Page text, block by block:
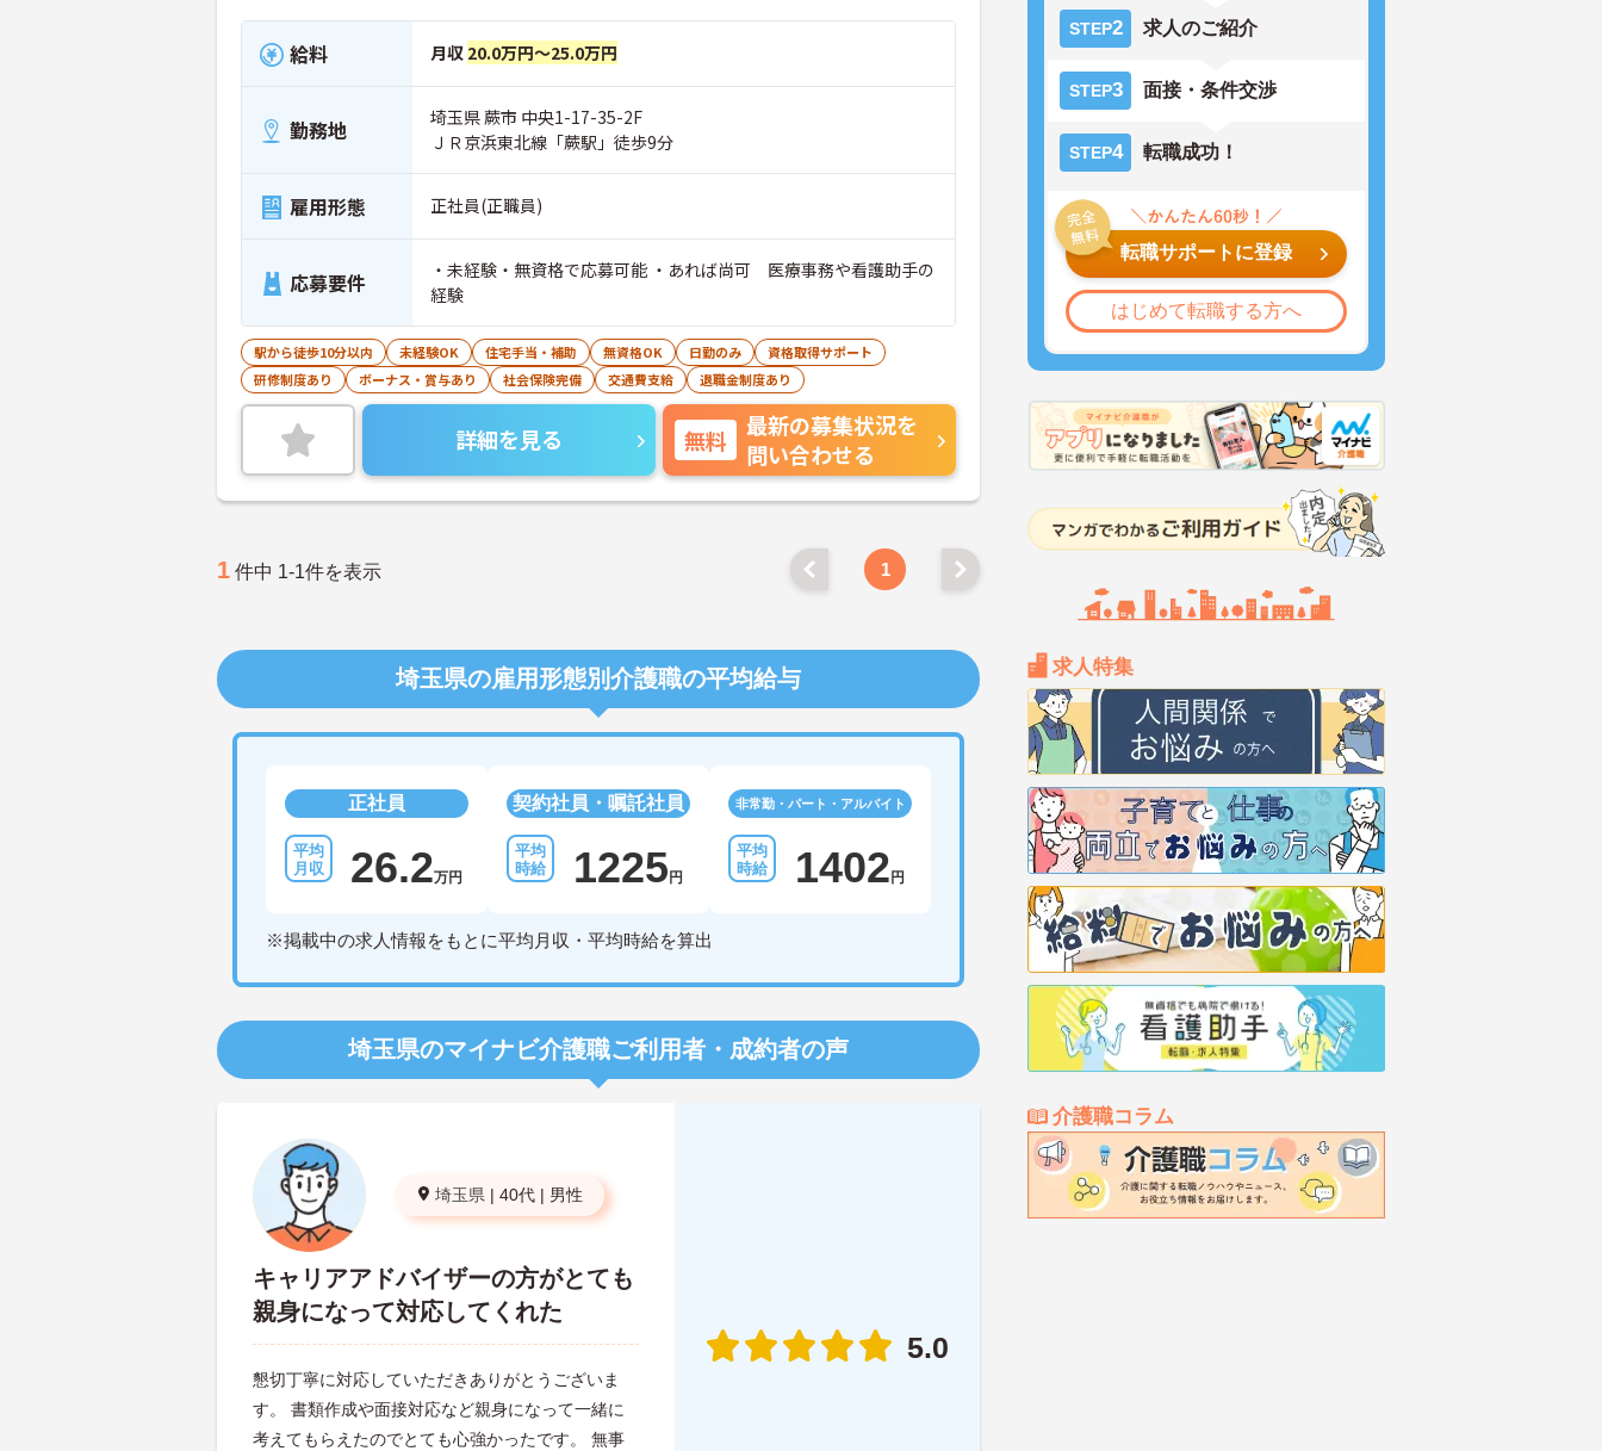
STEP2 求人のご紹介
STEP3 面接・条件交渉
STEP4 転職成功！
転職サポートに登録
はじめて転職する方へ
求人特集
介護職コラム
給料 月収 20.0万円～25.0万円
勤務地
埼玉県 蕨市 中央1-17-35-2F
ＪＲ京浜東北線「蕨駅」徒歩9分
雇用形態 正社員(正職員)
応募要件
・未経験・無資格で応募可能 ・あれば尚可 医療事務や看護助手の
経験
駅から徒歩10分以内 未経験OK 住宅手当・補助 無資格OK 日勤のみ
資格取得サポート
研修制度あり
ボーナス・賞与あり 社会保険完備 交通費支給 退職金制度あり
詳細を見る 無料
最新の募集状況を
問い合わせる
1 件中 1-1件を表示 1
埼玉県の雇用形態別介護職の平均給与
正社員
26.2万円
契約社員・嘱託社員
1225 円
非常勤・パート・アルバイト
1402 円
※掲載中の求人情報をもとに平均月収・平均時給を算出
埼玉県のマイナビ介護職ご利用者・成約者の声
埼玉県 | 40代 | 男性
キャリアアドバイザーの方がとても
親身になって対応してくれた
懇切丁寧に対応していただきありがとうございま
す。 書類作成や面接対応など親身になって一緒に
考えてもらえたのでとても心強かったです。 無事
5.0